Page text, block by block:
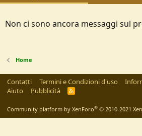
Non ci sono ancora messaggi sul
Home
Contatti Termini e Condizioni d'uso
Aiuto
Pubblicità
R
Community platform by XenForo® © 2010-2021